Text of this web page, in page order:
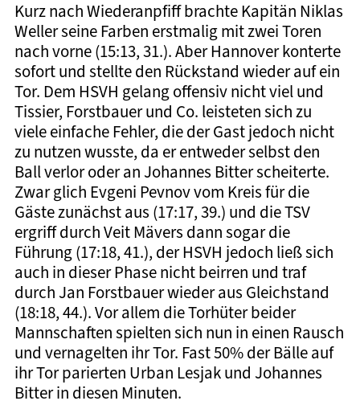
Kurz nach Wiederanpfiff brachte Kapitän Niklas
Weller seine Farben erstmalig mit zwei Toren
nach vorne (15:13, 31.). Aber Hannover konterte
sofort und stellte den Rückstand wieder auf ein
Tor. Dem HSVH gelang offensiv nicht viel und
Tissier, Forstbauer und Co. leisteten sich zu
viele einfache Fehler, die der Gast jedoch nicht
zu nutzen wusste, da er entweder selbst den
Ball verlor oder an Johannes Bitter scheiterte.
Zwar glich Evgeni Pevnov vom Kreis für die
Gäste zunächst aus (17:17, 39.) und die TSV
ergriff durch Veit Mävers dann sogar die
Führung (17:18, 41.), der HSVH jedoch ließ sich
auch in dieser Phase nicht beirren und traf
durch Jan Forstbauer wieder aus Gleichstand
(18:18, 44.). Vor allem die Torhüter beider
Mannschaften spielten sich nun in einen Rausch
und vernagelten ihr Tor. Fast 50% der Bälle auf
ihr Tor parierten Urban Lesjak und Johannes
Bitter in diesen Minuten.